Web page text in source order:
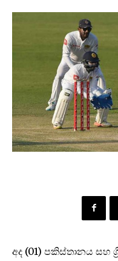
අද (01) පකිස්තානය සහ